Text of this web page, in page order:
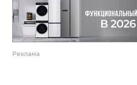
Реклама